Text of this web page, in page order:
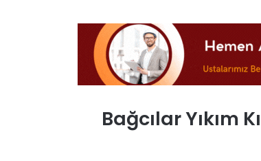
Bağcılar Yıkım